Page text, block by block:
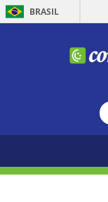
BRASIL